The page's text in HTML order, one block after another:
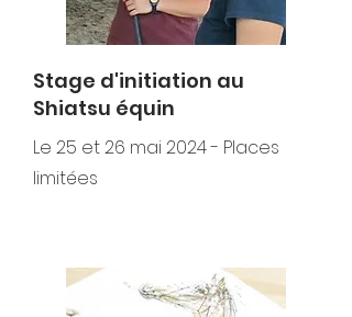
Stage d'initiation au
Shiatsu équin
Le 25 et 26 mai 2024 - Places
limitées